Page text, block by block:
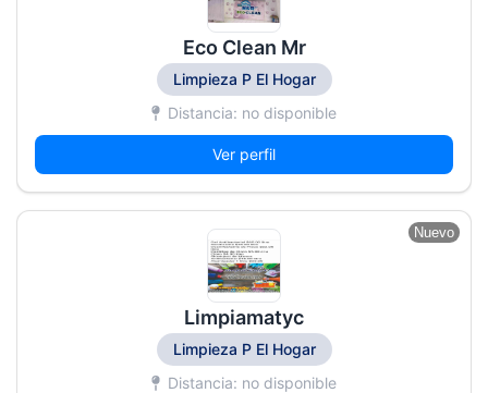
Eco Clean Mr
Limpieza P El Hogar
Distancia: no disponible
Ver perfil
Nuevo
Limpiamatyc
Limpieza P El Hogar
Distancia: no disponible